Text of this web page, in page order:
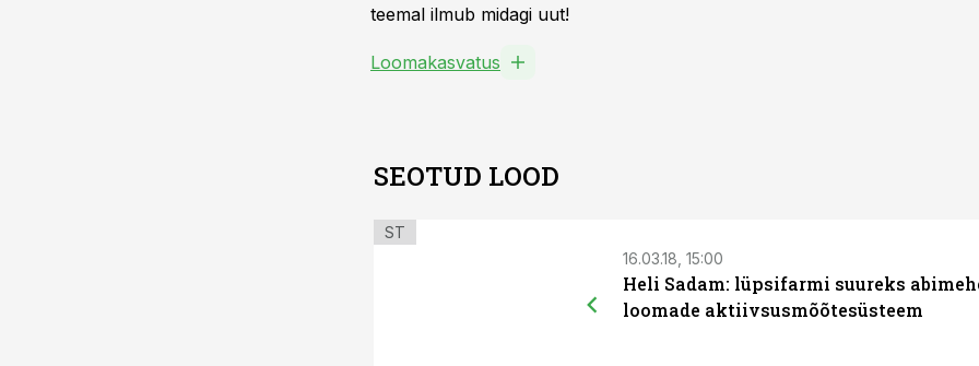
teemal ilmub midagi uut!
Loomakasvatus
SEOTUD LOOD
ST
16.03.18, 15:00
Heli Sadam: lüpsifarmi suureks
loomade aktiivsusmõõtesüsteem